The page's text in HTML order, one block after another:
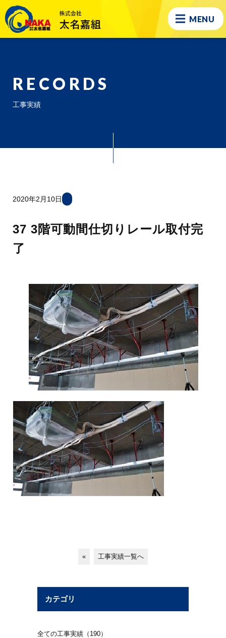
MENU
RECORDS
工事実績
2020年2月10日
37 3階可動間仕切りレール取付完
了
« 工事実績一覧へ
カテゴリ
全ての工事実績（190）